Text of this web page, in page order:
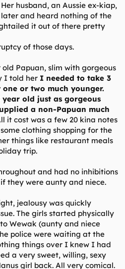
husband, an Aussie ex-kiap,
and heard nothing of the
it out of there pretty
of those days.
Papuan, slim with gorgeous
I told her I needed to take 3
or two much younger.
old just as gorgeous
a non-Papuan much
it cost was a few 20 kina notes
clothing shopping for the
things like restaurant meals
trip.
and had no inhibitions
they were aunty and niece.
jealousy was quickly
The girls started physically
Wewak (aunty and niece
police were waiting at the
things over I knew I had
a very sweet, willing, sexy
girl back. All very comical.